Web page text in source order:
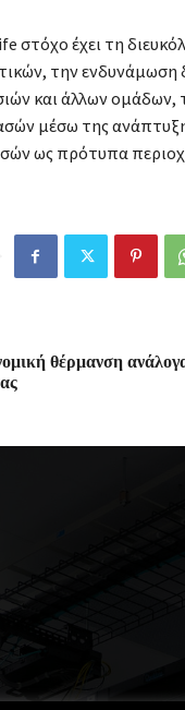
στόχο έχει τη
την
και άλλων
μέσω της
ως πρότυπα
θέρμανση